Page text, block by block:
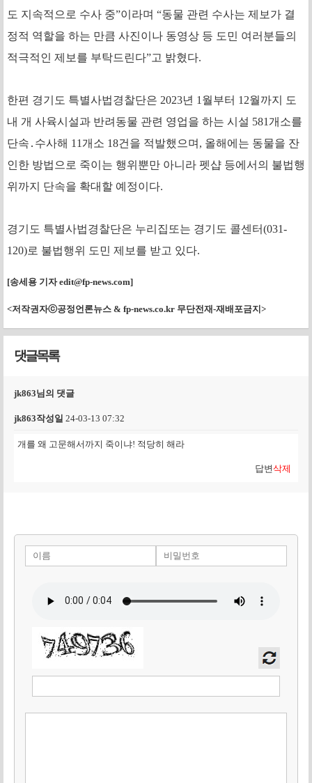
도 지속적으로 수사 중”이라며 “동물 관련 수사는 제보가 결
정적 역할을 하는 만큼 사진이나 동영상 등 도민 여러분들의
적극적인 제보를 부탁드린다”고 밝혔다.
한편 경기도 특별사법경찰단은 2023년 1월부터 12월까지 도
내 개 사육시설과 반려동물 관련 영업을 하는 시설 581개소를
단속․수사해 11개소 18건을 적발했으며, 올해에는 동물을 잔
인한 방법으로 죽이는 행위뿐만 아니라 펫샵 등에서의 불법행
위까지 단속을 확대할 예정이다.
경기도 특별사법경찰단은 누리집또는 경기도 콜센터(031-
120)로 불법행위 도민 제보를 받고 있다.
[송세용 기자edit@fp-news.com]
<저작권자ⓒ공정언론뉴스 & fp-news.co.kr 무단전재-재배포금지>
댓글목록
jk863님의 댓글
jk863작성일 24-03-13 07:32
개를 왜 고문해서까지 죽이냐! 적당히 해라
답변삭제